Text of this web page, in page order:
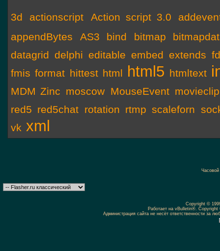
3d actionscript Action script 3.0
appendBytes
AS3 bind bitmap
datagrid delphi editable embed extends fd
fmis format hittest html html5 htmltext
MDM Zinc moscow MouseEvent movieclip
red5 red5chat rotation rtmp scaleforn
vk xml
Copyright ©
Работает на vBulletin®.
Администрация сайта не несёт ответственности за